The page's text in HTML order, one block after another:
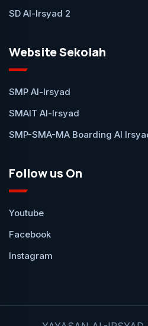
SD Al-Irsyad 2
Website Sekolah
SMP Al-Irsyad
SMAIT Al-Irsyad
SMP-SMA-MA Boarding Al
Follow us On
Youtube
Facebook
Instagram